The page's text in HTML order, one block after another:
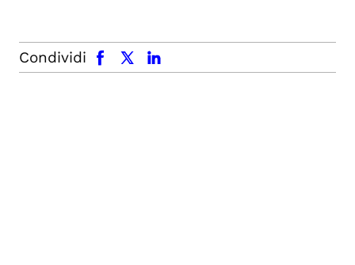
Condividi
facebook x.com linkedin